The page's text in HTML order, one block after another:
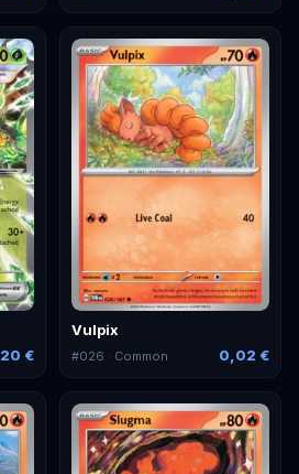
€
Vulpix
#026 · Common 0,02 €